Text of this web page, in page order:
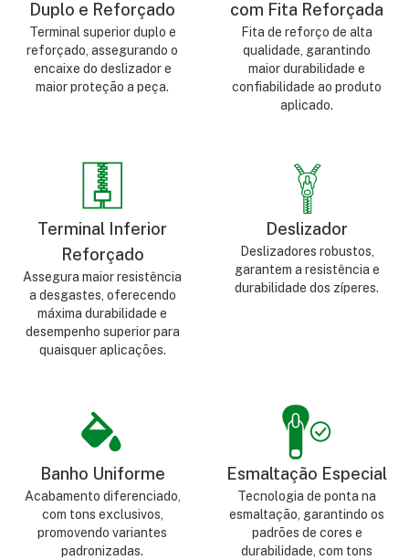
Duplo e Reforçado
Terminal superior duplo e
reforçado, assegurando o
encaixe do deslizador e
maior proteção a peça.
com Fita Reforçada
Fita de reforço de alta
qualidade, garantindo
maior durabilidade e
confiabilidade ao produto
aplicado.
Terminal Inferior
Reforçado
Assegura maior resistência
a desgastes, oferecendo
máxima durabilidade e
desempenho superior para
quaisquer aplicações.
Deslizador
Deslizadores robustos,
garantem a resistência e
durabilidade dos zíperes.
Banho Uniforme
Acabamento diferenciado,
com tons exclusivos,
promovendo variantes
padronizadas.
Esmaltação Especial
Tecnologia de ponta na
esmaltação, garantindo os
padrões de cores e
durabilidade, com tons